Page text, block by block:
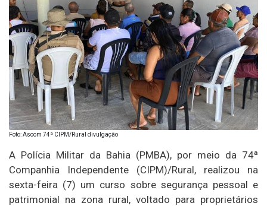
Foto: Ascom 74ª CIPM/Rural divulgação
A Polícia Militar da Bahia (PMBA), por meio da 74ª
Companhia Independente (CIPM)/Rural, realizou na
sexta-feira (7) um curso sobre segurança pessoal e
patrimonial na zona rural, voltado para proprietários